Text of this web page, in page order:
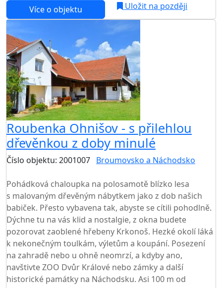
Více o objektu Uložit na později
Roubenka Ohnišov - s přilehlou
dřevěnkou z doby minulé
Číslo objektu: 2001007 Broumovsko a Náchodsko
Pohádková chaloupka na polosamotě blízko lesa
s malovaným dřevěným nábytkem jako z dob našich
babiček. Přesto vybavena tak, abyste se cítili pohodlně.
Dýchne tu na vás klid a nostalgie, z okna budete
pozorovat zaoblené hřebeny Krkonoš. Hezké okolí láká
k nekonečným toulkám, výletům a koupání. Posezení
na zahradě nebo u ohně neomrzí, a kdyby ano,
navštivte ZOO Dvůr Králové nebo zámky a další
historické památky na Náchodsku. Asi 100 m od